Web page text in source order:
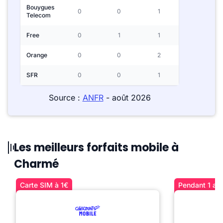
Bouygues
Telecom
0 0 1
Free 0 1 1
Orange 0 0 2
SFR 0 0 1
Source : ANFR- août 2026
Les meilleurs forfaits mobile à
Charmé
Carte SIM à 1€ Pendant 1